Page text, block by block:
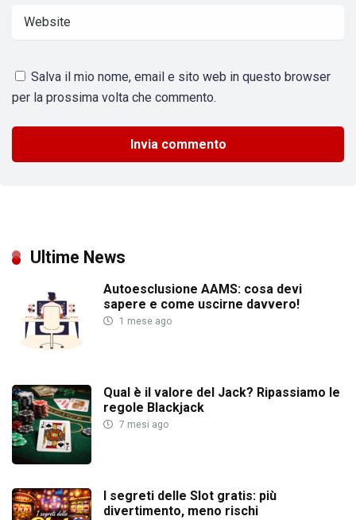
Salva il mio nome, email e sito web in questo browser
per la prossima volta che commento.
Ultime News
Autoesclusione AAMS: cosa devi
sapere e come uscirne davvero!
1 mese ago
Qual è il valore del Jack? Ripassiamo le
regole Blackjack
7 mesi ago
I segreti delle Slot gratis: più
divertimento, meno rischi